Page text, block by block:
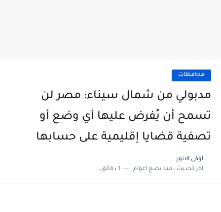
محافظات
مدبولي من شمال سيناء: مصر لن
تسمح أن يُفرض عليها أي وضع أو
تصفية قضايا إقليمية على حسابها
اوفى الانور
اخر تحديث :منذ بضع اعوام 1 دقائق للقراءة